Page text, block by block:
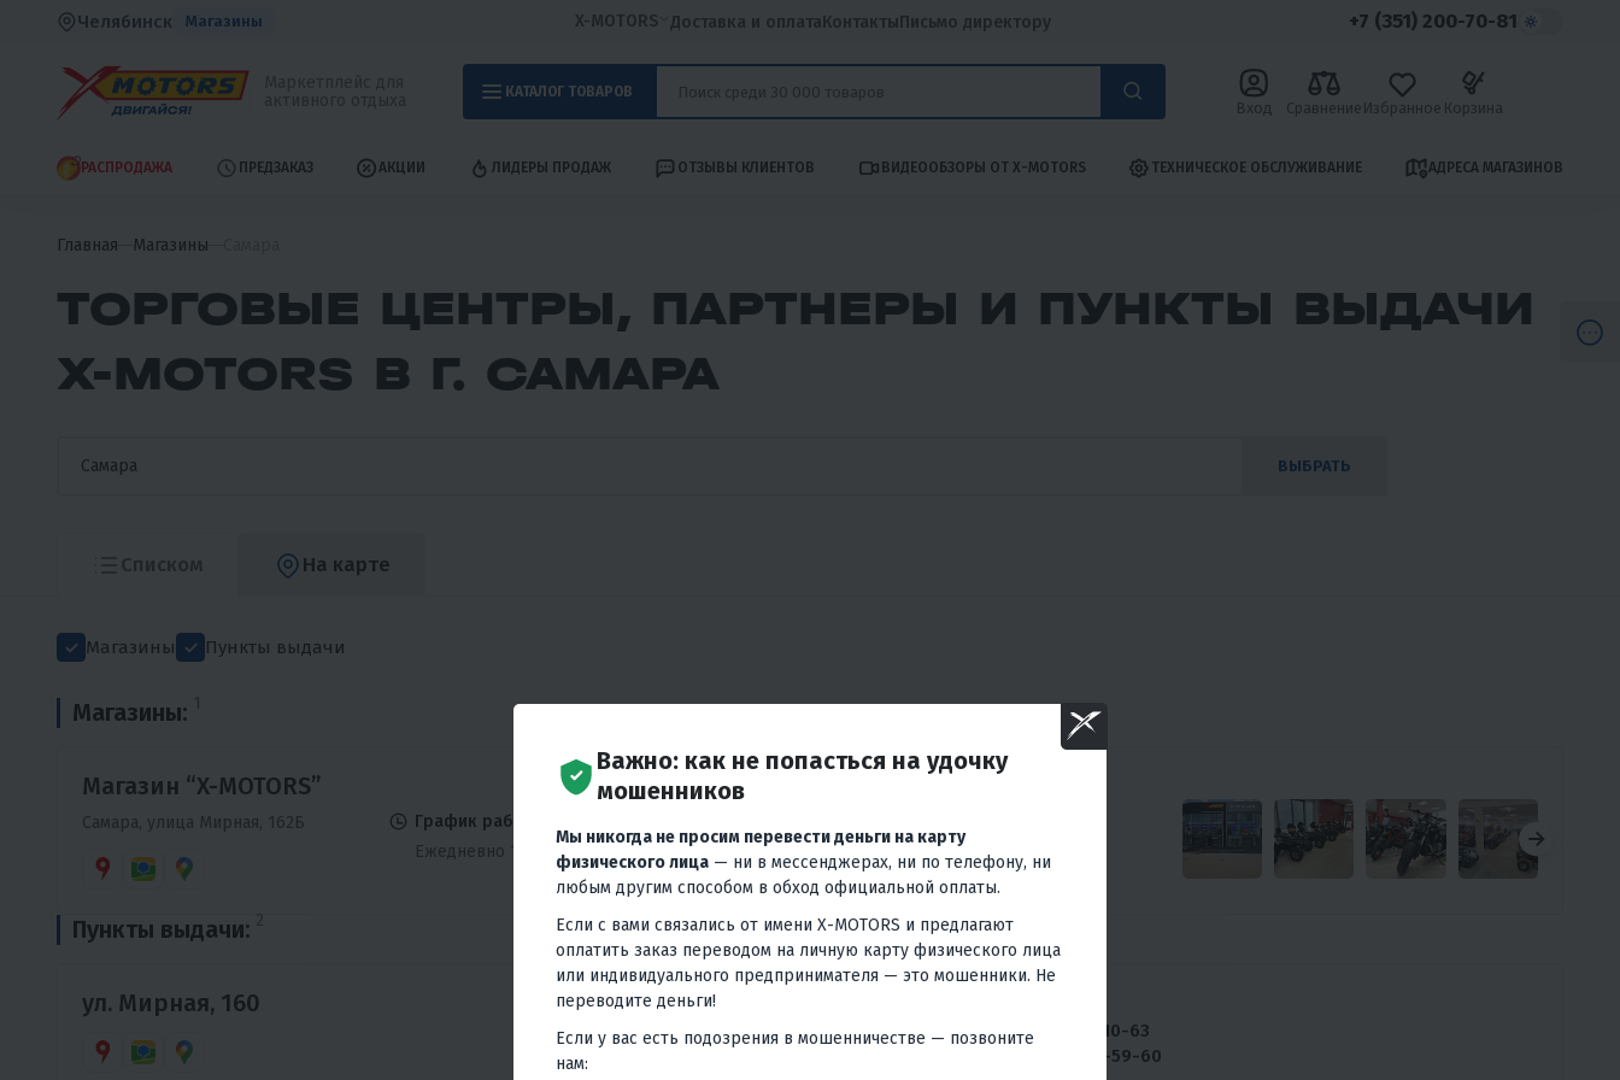
Челябинск Магазины X-MOTORS Доставка и оплатаКонтактыПисьмо директору +7 (351) 200-70-81
КАТАЛОГ ТОВАРОВ
Вход Сравнение Избранное Корзина
РАСПРОДАЖА ПРЕДЗАКАЗ АКЦИИ ЛИДЕРЫ ПРОДАЖ ОТЗЫВЫ КЛИЕНТОВ ВИДЕООБЗОРЫ ОТ X-MOTORS ТЕХНИЧЕСКОЕ ОБСЛУЖИВАНИЕ АДРЕСА МАГАЗИНОВ
Главная Магазины
ТОРГОВЫЕ ЦЕНТРЫ, ПАРТНЕРЫ И ПУНКТЫ ВЫДАЧИ
X-MOTORS В Г. САМАРА
ВЫБРАТЬ
Списком На карте
Магазины Пункты выдачи
Магазины: 1
Магазин “X-MOTORS”
Самара, улица Мирная, 162Б
График работы:
Ежедневно 10:00-19:00
+7 (846) 254-54-08
Ежедневно 10:00-19:00
+7 (846) 254-54-08
Пн-Пт 10:00-19:00
Пункты выдачи: 2
ул. Мирная, 160
График работы:
Пн: 08:00 -
20:00
Чт: 08:00 - 20:00
+7 917 128-10-63
+7 800 234-59-60
Важно: как не попасться на удочку
мошенников
Мы никогда не просим перевести деньги на карту
физического лица — ни в мессенджерах, ни по телефону, ни
любым другим способом в обход официальной оплаты.
Если с вами связались от имени X-MOTORS и предлагают
оплатить заказ переводом на личную карту физического лица
или индивидуального предпринимателя — это мошенники. Не
переводите деньги!
Если у вас есть подозрения в мошенничестве — позвоните
нам: